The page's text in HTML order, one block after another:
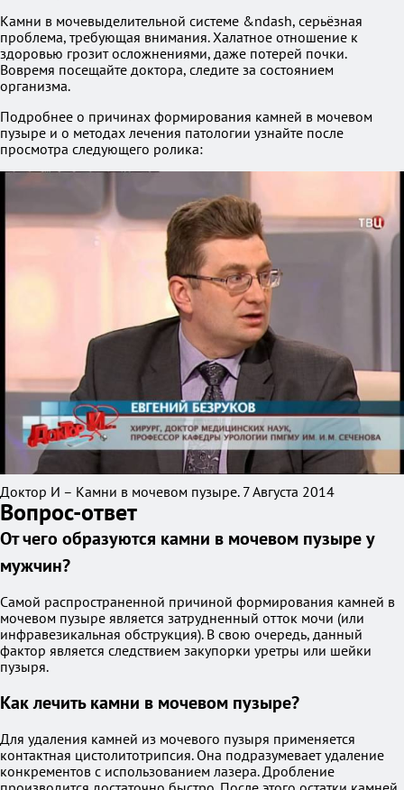
Камни в мочевыделительной системе &ndash, серьёзная
проблема, требующая внимания. Халатное отношение к
здоровью грозит осложнениями, даже потерей почки.
Вовремя посещайте доктора, следите за состоянием
организма.
Подробнее о причинах формирования камней в мочевом
пузыре и о методах лечения патологии узнайте после
просмотра следующего ролика:
Доктор И – Камни в мочевом пузыре. 7 Августа 2014
Вопрос-ответ
От чего образуются камни в мочевом пузыре у
мужчин?
Самой распространенной причиной формирования камней в
мочевом пузыре является затрудненный отток мочи (или
инфравезикальная обструкция). В свою очередь, данный
фактор является следствием закупорки уретры или шейки
пузыря.
Как лечить камни в мочевом пузыре?
Для удаления камней из мочевого пузыря применяется
контактная цистолитотрипсия. Она подразумевает удаление
конкрементов с использованием лазера. Дробление